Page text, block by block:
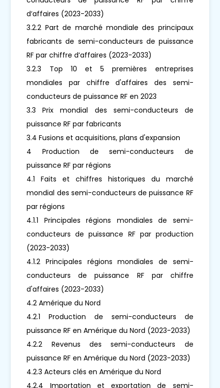
d’affaires (2023-2033)
3.2.2 Part de marché mondiale des principaux
fabricants de semi-conducteurs de puissance
RF par chiffre d’affaires (2023-2033)
3.2.3 Top 10 et 5 premières entreprises
mondiales par chiffre d'affaires des semi-
conducteurs de puissance RF en 2023
3.3 Prix mondial des semi-conducteurs de
puissance RF par fabricants
3.4 Fusions et acquisitions, plans d'expansion
4 Production de semi-conducteurs de
puissance RF par régions
4.1 Faits et chiffres historiques du marché
mondial des semi-conducteurs de puissance RF
par régions
4.1.1 Principales régions mondiales de semi-
conducteurs de puissance RF par production
(2023-2033)
4.1.2 Principales régions mondiales de semi-
conducteurs de puissance RF par chiffre
d'affaires (2023-2033)
4.2 Amérique du Nord
4.2.1 Production de semi-conducteurs de
puissance RF en Amérique du Nord (2023-2033)
4.2.2 Revenus des semi-conducteurs de
puissance RF en Amérique du Nord (2023-2033)
4.2.3 Acteurs clés en Amérique du Nord
4.2.4 Importation et exportation de semi-